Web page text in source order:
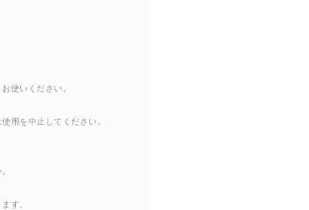
使いください。
用を中止してください。
す。